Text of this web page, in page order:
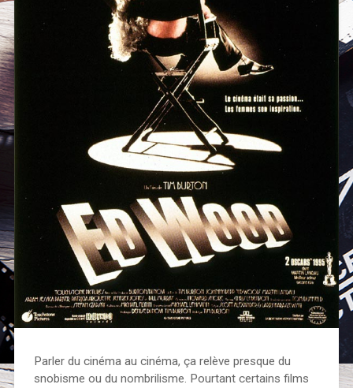
Parler du cinéma au cinéma, ça relève presque du
snobisme ou du nombrilisme. Pourtant certains films